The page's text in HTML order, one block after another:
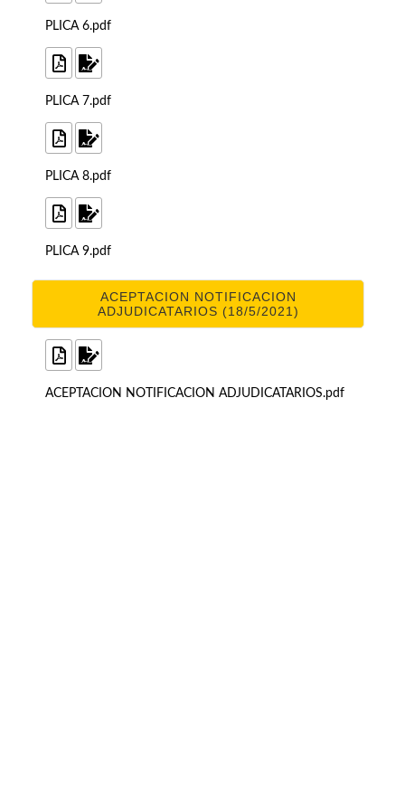
PLICA 6.pdf
PLICA 7.pdf
PLICA 8.pdf
PLICA 9.pdf
ACEPTACION NOTIFICACION
ADJUDICATARIOS (18/5/2021)
ACEPTACION NOTIFICACION ADJUDICATARIOS.pdf